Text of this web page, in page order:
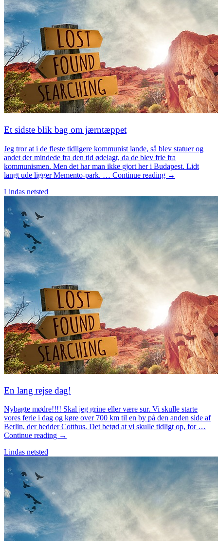
Et sidste blik bag om jærntæppet
Jeg tror at i de fleste tidligere kommunist lande, så blev statuer og
andet der mindede fra den tid ødelagt, da de blev frie fra
kommunismen. Men det har man ikke gjort her i Budapest. Lidt
langt ude ligger Memento-park. … Continue reading →
Lindas netsted
En lang rejse dag!
Nybagte mødre!!!! Skal jeg grine eller være sur. Vi skulle starte
vores ferie i dag og køre over 700 km til en by på den anden side af
Berlin, der hedder Cottbus. Det betød at vi skulle tidligt op, for …
Continue reading →
Lindas netsted